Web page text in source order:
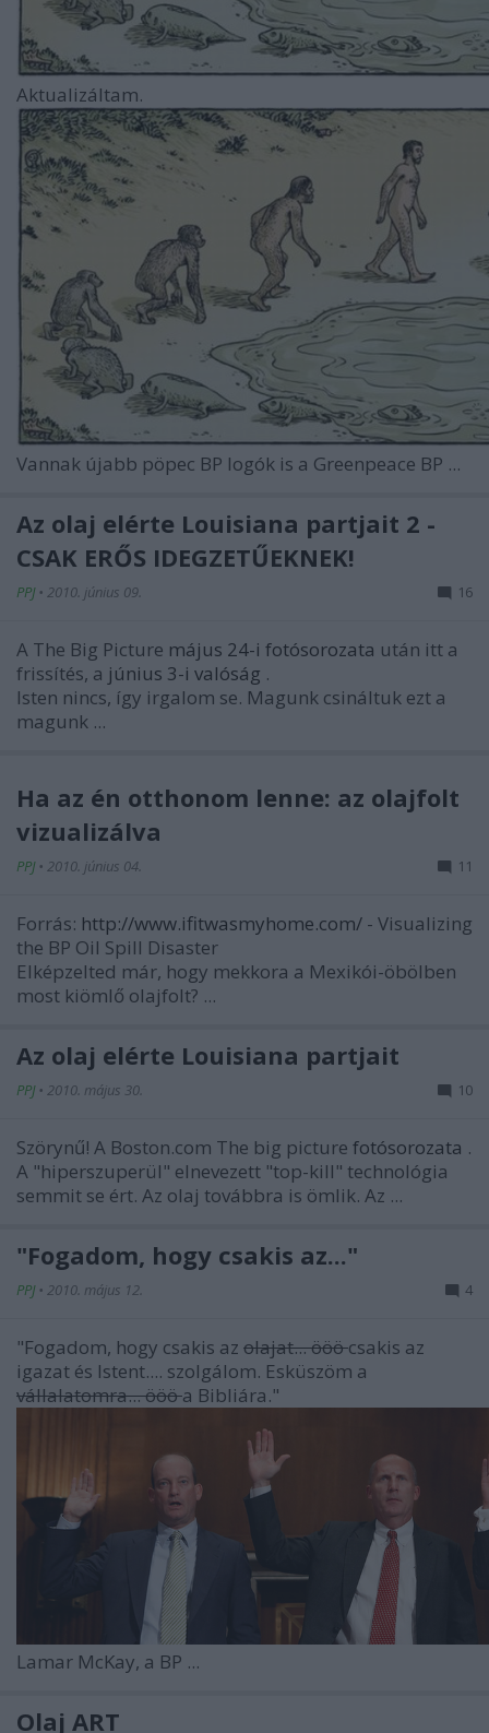
Aktualizáltam.
Vannak újabb pöpec BP logók is a Greenpeace BP ...
Az olaj elérte Louisiana partjait 2 -
CSAK ERŐS IDEGZETŰEKNEK!
PPJ • 2010. június 09. 16
A The Big Picture május 24-i fotósorozata után itt a
frissítés, a június 3-i valóság .
Isten nincs, így irgalom se. Magunk csináltuk ezt a
magunk ...
Ha az én otthonom lenne: az olajfolt
vizualizálva
PPJ • 2010. június 04. 11
Forrás: http://www.ifitwasmyhome.com/ - Visualizing
the BP Oil Spill Disaster
Elképzelted már, hogy mekkora a Mexikói-öbölben
most kiömlő olajfolt? ...
Az olaj elérte Louisiana partjait
PPJ • 2010. május 30. 10
Szörynű! A Boston.com The big picture fotósorozata .
A "hiperszuperül" elnevezett "top-kill" technológia
semmit se ért. Az olaj továbbra is ömlik. Az ...
"Fogadom, hogy csakis az..."
PPJ • 2010. május 12. 4
"Fogadom, hogy csakis az olajat... öööcsakis az
igazat és Istent.... szolgálom. Esküszöm a
vállalatomra... öööa Bibliára."
Lamar McKay, a BP ...
Olaj ART